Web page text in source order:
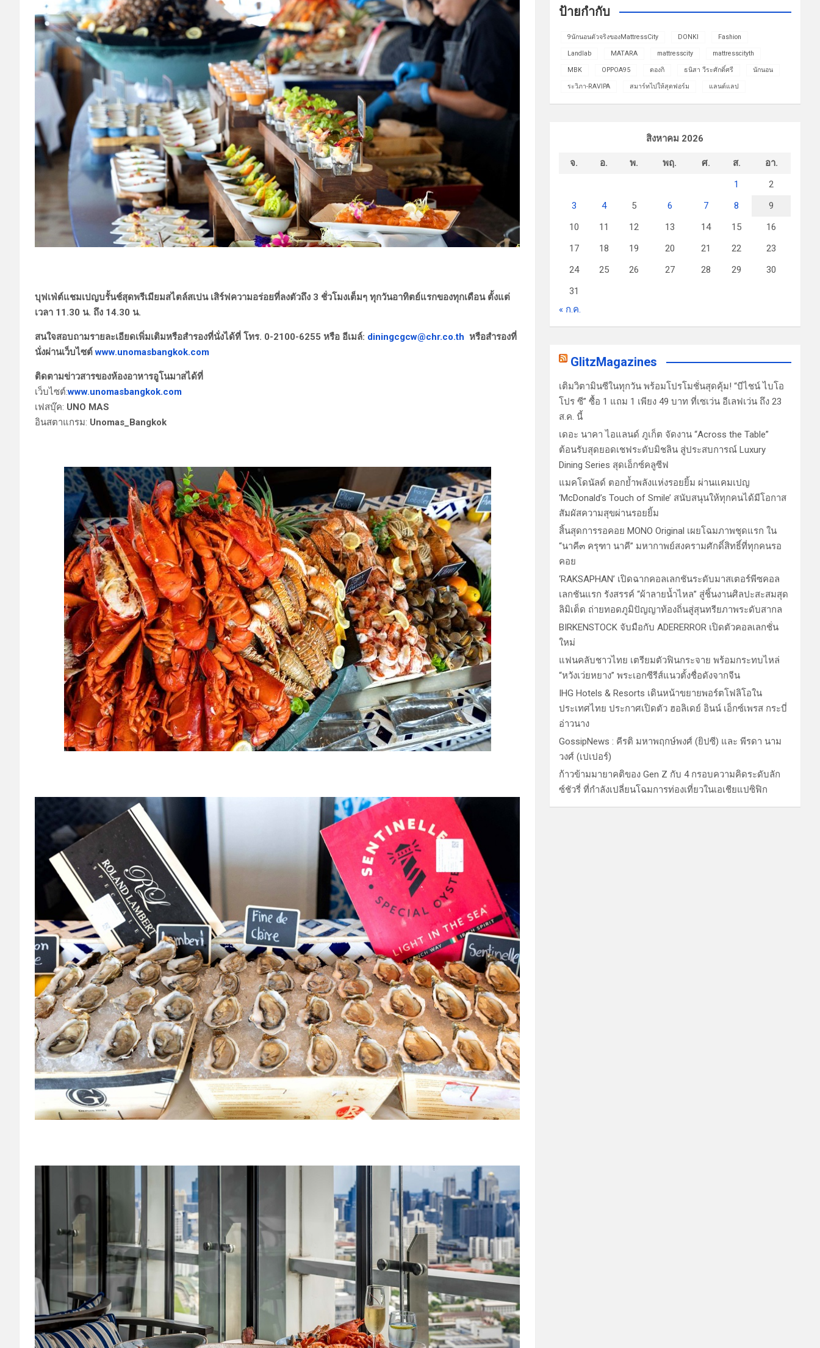
บุฟเฟ่ต์แชมเปญบรั้นช์สุดพรีเมียมสไตล์สเปน เสิร์ฟความอร่อยที่ลงตัวถึง 3 ชั่วโมงเต็มๆ ทุกวันอาทิตย์แรกของทุกเดือน ตั้งแต่
เวลา 11.30 น. ถึง 14.30 น.
สนใจสอบถามรายละเอียดเพิ่มเติมหรือสำรองที่นั่งได้ที่ โทร. 0-2100-6255 หรือ อีเมล์: diningcgcw@chr.co.th หรือสำรองที่
นั่งผ่านเว็บไซต์www.unomasbangkok.com
ติดตามข่าวสารของห้องอาหารอูโนมาสได้ที่
เว็บไซต์:www.unomasbangkok.com
เฟสบุ๊ค: UNO MAS
อินสตาแกรม: Unomas_Bangkok
ป้ายกำกับ
9นักนอนตัวจริงของMattressCity DONKI Fashion
Landlab MATARA mattresscity mattresscityth
MBK OPPOA95 ดองกิ ธนิสา วีระศักดิ์ศรี นักนอน
ระวิภา-RAVIPA สมาร์ทไปให้สุดฟอร์ม แลนด์แลป
สิงหาคม 2026
จ. อ. พ. พฤ. ศ. ส.
อา.
1
2
3
4 5 6 7 8
9
10
11 12 13 14 15
16
17
18 19 20 21 22
23
24
25 26 27 28 29
30
31
« ก.ค.
GlitzMagazines
เติมวิตามินซีในทุกวัน พร้อมโปรโมชั่นสุดคุ้ม! “บีไชน์ ไบโอ
โปร ซี” ซื้อ 1 แถม 1 เพียง 49 บาท ที่เซเว่น อีเลฟเว่น ถึง 23
ส.ค. นี้
เดอะ นาคา ไอแลนด์ ภูเก็ต จัดงาน “Across the Table”
ต้อนรับสุดยอดเชฟระดับมิชลิน สู่ประสบการณ์ Luxury
Dining Series สุดเอ็กซ์คลูซีฟ
แมคโดนัลด์ ตอกย้ำพลังแห่งรอยยิ้ม ผ่านแคมเปญ
‘McDonald’s Touch of Smile’ สนับสนุนให้ทุกคนได้มีโอกาส
สัมผัสความสุขผ่านรอยยิ้ม
สิ้นสุดการรอคอย MONO Original เผยโฉมภาพชุดแรก ใน
“นาคี๓ ครุฑา นาคี” มหากาพย์สงครามศักดิ์สิทธิ์ที่ทุกคนรอ
คอย
‘RAKSAPHAN’ เปิดฉากคอลเลกชันระดับมาสเตอร์พีซคอล
เลกชันแรก รังสรรค์ “ผ้าลายน้ำไหล” สู่ชิ้นงานศิลปะสะสมสุด
ลิมิเต็ด ถ่ายทอดภูมิปัญญาท้องถิ่นสู่สุนทรียภาพระดับสากล
BIRKENSTOCK จับมือกับ ADERERROR เปิดตัวคอลเลกชั่น
ใหม่
แฟนคลับชาวไทย เตรียมตัวฟินกระจาย พร้อมกระทบไหล่
“หวังเว่ยหยาง” พระเอกซีรีส์แนวตั้งชื่อดังจากจีน
IHG Hotels & Resorts เดินหน้าขยายพอร์ตโฟลิโอใน
ประเทศไทย ประกาศเปิดตัว ฮอลิเดย์ อินน์ เอ็กซ์เพรส กระบี่
อ่าวนาง
GossipNews : คีรติ มหาพฤกษ์พงศ์ (ยิปซี) และ พีรดา นาม
วงศ์ (เปเปอร์)
ก้าวข้ามมายาคติของ Gen Z กับ 4 กรอบความคิดระดับลัก
ซ์ชัวรี่ ที่กำลังเปลี่ยนโฉมการท่องเที่ยวในเอเชียแปซิฟิก